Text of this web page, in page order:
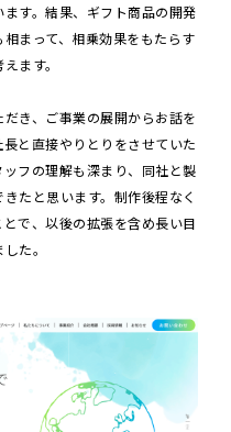
す。結果、ギフト商品の開発
まって、相乗効果をもたらす
ます。
き、ご事業の展開からお話を
と直接やりとりをさせていた
フの理解も深まり、同社と製
たと思います。制作後程なく
で、以後の拡張を含め長い目
た。